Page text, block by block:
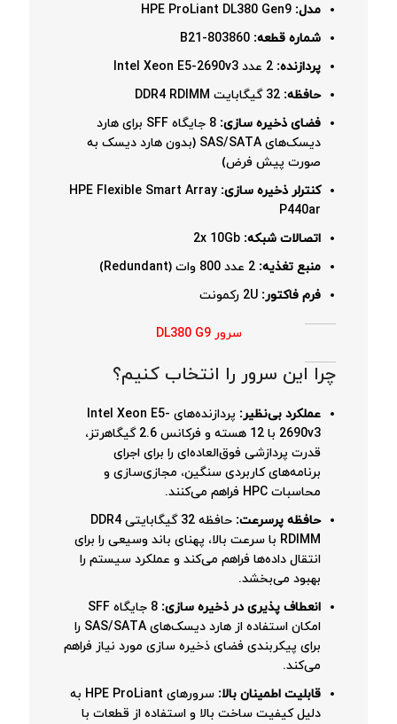
مدل:
شماره قطعه:
پردازنده:
حافظه:
فضای ذخیره سازی:
8 جایگاه SFF برای هارد
دیسک‌های SAS/SATA (بدون هارد دیسک به
صورت پیش فرض)
کنترلر ذخیره سازی: HPE Flexible Smart Array
P440ar
اتصالات شبکه:
منبع تغذیه:
فرم فاکتور:
سرور DL380 G9
چرا این سرور را انتخاب کنیم؟
عملکرد بی‌نظیر:
پردازنده‌های Intel Xeon E5-
2690v3 با 12 هسته و فرکانس 2.6 گیگاهرتز،
قدرت پردازشی فوق‌العاده‌ای را برای اجرای
برنامه‌های کاربردی سنگین، مجازی‌سازی و
محاسبات HPC فراهم می‌کنند.
حافظه پرسرعت:
حافظه 32 گیگابایتی DDR4
RDIMM با سرعت بالا، پهنای باند وسیعی را برای
انتقال داده‌ها فراهم می‌کند و عملکرد سیستم را
بهبود می‌بخشد.
انعطاف پذیری در ذخیره سازی:
8 جایگاه SFF
امکان استفاده از هارد دیسک‌های SAS/SATA را
برای پیکربندی فضای ذخیره سازی مورد نیاز فراهم
می‌کند.
قابلیت اطمینان بالا:
سرورهای HPE ProLiant به
دلیل کیفیت ساخت بالا و استفاده از قطعات با